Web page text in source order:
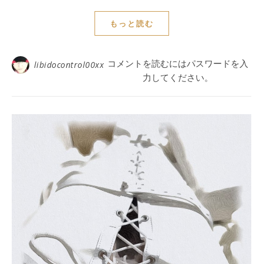
もっと読む
libidocontrol00xx コメントを読むにはパスワードを入
力してください。